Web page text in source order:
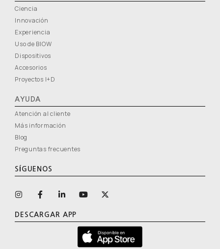
Ciencia
Innovación
Experiencia
Uso de BIOW
Dispositivos
Accesorios
Proyectos I+D
AYUDA
Atención al cliente
Más información
Blog
Preguntas frecuentes
SÍGUENOS
DESCARGAR APP